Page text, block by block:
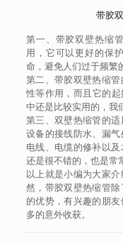
带胶
第一、带胶双壁热缩
用，它可以更好的保
命，避免人们过于频繁
第二、带胶双壁热缩
性等作用，而且它的
中还是比较实用的，我
第三、双壁热缩管的
设备的接线防水、漏
电线、电缆的修补以
还是很不错的，也是常
以上就是小编为大家
然，带胶双壁热缩管
的优势，有兴趣的朋
多的意外收获。